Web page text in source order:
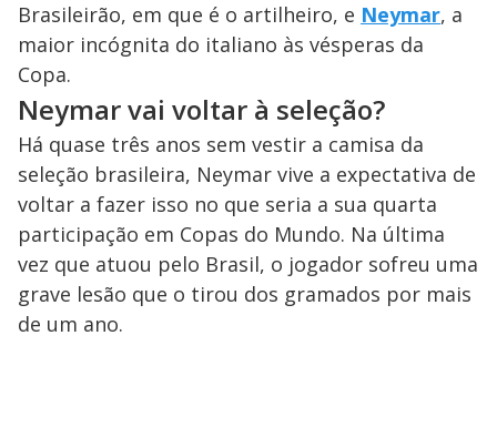
Brasileirão, em que é o artilheiro, e Neymar, a
maior incógnita do italiano às vésperas da
Copa.
Neymar vai voltar à seleção?
Há quase três anos sem vestir a camisa da
seleção brasileira, Neymar vive a expectativa de
voltar a fazer isso no que seria a sua quarta
participação em Copas do Mundo. Na última
vez que atuou pelo Brasil, o jogador sofreu uma
grave lesão que o tirou dos gramados por mais
de um ano.